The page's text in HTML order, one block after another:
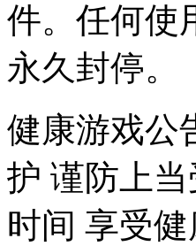
件。任何使
永久封停。
健康游戏公
护 谨防上
时间 享受